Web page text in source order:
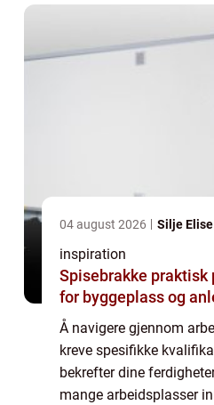
04 august 2026 Silje
inspiration
Spisebrakke praktisk pauserom på hjul
for byggeplass og
Å navigere gjennom
kreve spesifikke
bekrefter dine
mange arbeidsplasser